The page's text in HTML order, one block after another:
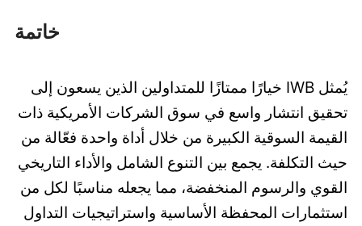
خاتمة
يُمثل IWB خيارًا ممتازًا للمتداولين الذين يسعون إلى
تحقيق انتشار واسع في سوق الشركات الأمريكية ذات
القيمة السوقية الكبيرة من خلال أداة واحدة فعّالة من
حيث التكلفة. يجمع بين التنوع الشامل والأداء التاريخي
القوي والرسوم المنخفضة، مما يجعله مناسبًا لكل من
استثمارات المحفظة الأساسية واستراتيجيات التداول